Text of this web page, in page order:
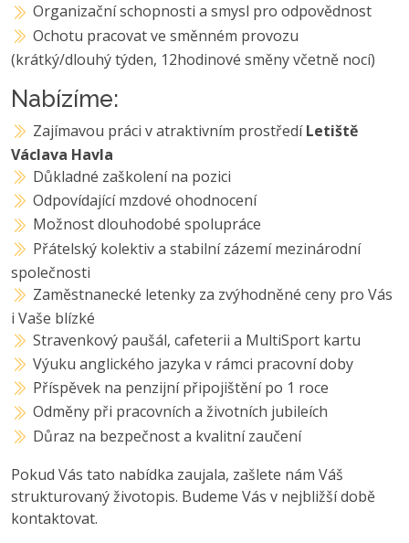
Organizační schopnosti a smysl pro odpovědnost
Ochotu pracovat ve směnném provozu
(krátký/dlouhý týden, 12hodinové směny včetně nocí)
Nabízíme:
Zajímavou práci v atraktivním prostředíLetiště
Václava Havla
Důkladné zaškolení na pozici
Odpovídající mzdové ohodnocení
Možnost dlouhodobé spolupráce
Přátelský kolektiv a stabilní zázemí mezinárodní
společnosti
Zaměstnanecké letenky za zvýhodněné ceny pro Vás
i Vaše blízké
Stravenkový paušál, cafeterii a MultiSport kartu
Výuku anglického jazyka v rámci pracovní doby
Příspěvek na penzijní připojištění po 1 roce
Odměny při pracovních a životních jubileích
Důraz na bezpečnost a kvalitní zaučení
Pokud Vás tato nabídka zaujala, zašlete nám Váš
strukturovaný životopis. Budeme Vás v nejbližší době
kontaktovat.